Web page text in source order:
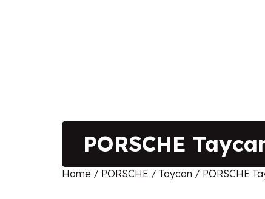
PORSCHE
Home / PORSCHE / Taycan / PORSCHE